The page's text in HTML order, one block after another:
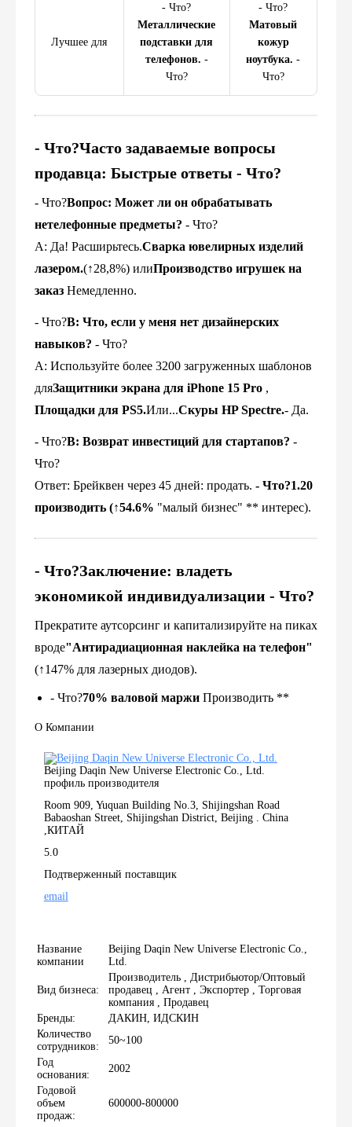
Лучшее для
- Что?
Металлические
подставки для
телефонов. -
Что?
- Что?
Матовый
кожур
ноутбука. -
Что?
- Что?Часто задаваемые вопросы
продавца: Быстрые ответы - Что?
- Что?Вопрос: Может ли он обрабатывать
нетелефонные предметы? - Что?
А: Да! Расширьтесь.Сварка ювелирных изделий
лазером.(↑28,8%) илиПроизводство игрушек на
заказ Немедленно.
- Что?В: Что, если у меня нет дизайнерских
навыков? - Что?
A: Используйте более 3200 загруженных шаблонов
дляЗащитники экрана для iPhone 15 Pro ​, ​
Площадки для PS5.Или...Скуры HP Spectre.- Да.
- Что?В: Возврат инвестиций для стартапов? -
Что?
Ответ: Брейквен через 45 дней: продать. - Что?1.20
производить (↑54.6% "малый бизнес" ** интерес).
- Что?Заключение: владеть
экономикой индивидуализации - Что?
Прекратите аутсорсинг и капитализируйте на пиках
вроде"Антирадиационная наклейка на телефон"
(↑147% для лазерных диодов).
- Что?70% валовой маржи Производить **
О Компании
Beijing Daqin New Universe Electronic Co., Ltd.
профиль производителя
Room 909, Yuquan Building No.3, Shijingshan Road
Babaoshan Street, Shijingshan District, Beijing . China
,КИТАЙ
5.0
Подтверженный поставщик
email
Название
компании
Beijing Daqin New Universe Electronic Co.,
Ltd.
Вид бизнеса:
Производитель , Дистрибьютор/Оптовый
продавец , Агент , Экспортер , Торговая
компания , Продавец
Бренды:
ДАКИН, ИДСКИН
Количество
сотрудников:
50~100
Год
основания:
2002
Годовой
объем
продаж:
600000-800000